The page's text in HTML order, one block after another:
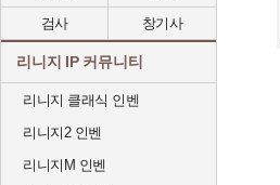
검사
창기사
리니지 IP 커뮤니티
리니지 클래식 인벤
리니지2 인벤
리니지M 인벤